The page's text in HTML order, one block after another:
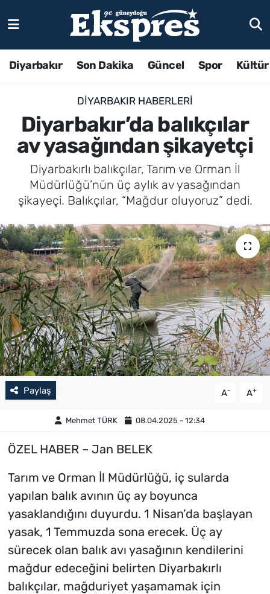
Diyarbakır Son Dakika Güncel Spor
DIYARBAKIR HABERLERI
Diyarbakır’da balıkçılar
av yasağından şikayetçi
Diyarbakırlı balıkçılar, Tarım ve Orman İl
Müdürlüğü’nün üç aylık av yasağından
şikayeçi. Balıkçılar, “Mağdur oluyoruz” dedi.
Paylaş A- A+
Mehmet TÜRK 08.04.2025 - 12:34
ÖZEL HABER – Jan BELEK
Tarım ve Orman İl Müdürlüğü, iç sularda
yapılan balık avının üç ay boyunca
yasaklandığını duyurdu. 1 Nisan’da başlayan
yasak, 1 Temmuzda sona erecek. Üç ay
sürecek olan balık avı yasağının kendilerini
mağdur edeceğini belirten Diyarbakırlı
balıkçılar, mağduriyet yaşamamak için